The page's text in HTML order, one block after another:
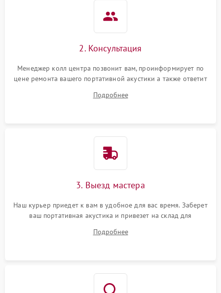
2. Консультация
Менеджер колл центра позвонит вам, проинформирует по
цене ремонта вашего портативной акустики а также ответит
Подробнее
3. Выезд мастера
Наш курьер приедет к вам в удобное для вас время. Заберет
ваш портативная акустика и привезет на склад для
Подробнее